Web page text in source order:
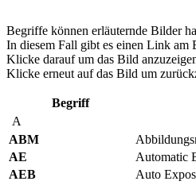
Begriffe können erläuternde Bilder
In diesem Fall gibt es einen Link am
Klicke darauf um das Bild
Klicke erneut auf das Bild um
Begriff
A
ABM
AE
Automatic
AEB
Auto